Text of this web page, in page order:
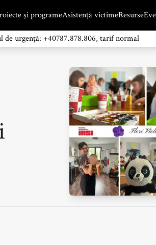
și programeAsistență victimeResurse
de urgență: +40787.878.806, tarif normal